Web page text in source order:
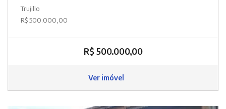
Trujillo
R$ 500.000,00
R$ 500.000,00
Ver imóvel